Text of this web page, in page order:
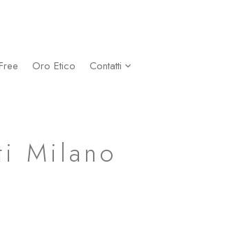
Oro Etico Contatti
Milano